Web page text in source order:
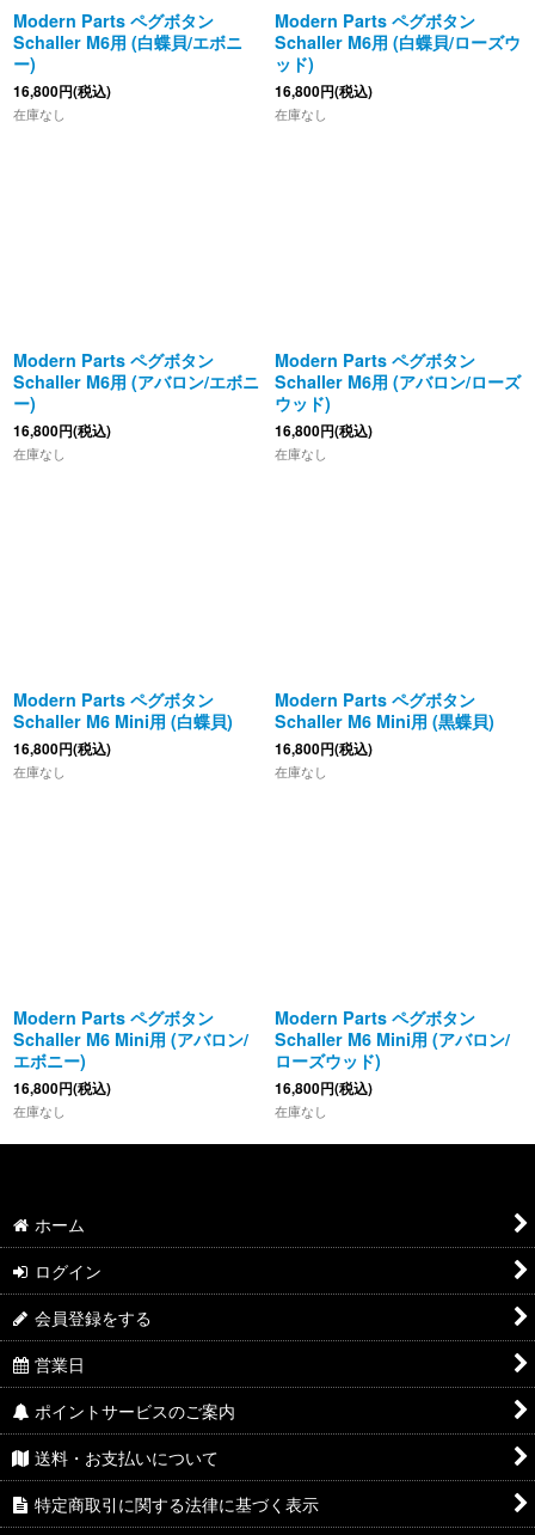
Modern Parts ペグボタン
Schaller M6用 (白蝶貝/エボニ
ー)
16,800円(税込)
在庫なし
Modern Parts ペグボタン
Schaller M6用 (白蝶貝/ローズウ
ッド)
16,800円(税込)
在庫なし
Modern Parts ペグボタン
Schaller M6用 (アバロン/エボニ
ー)
16,800円(税込)
在庫なし
Modern Parts ペグボタン
Schaller M6用 (アバロン/ローズ
ウッド)
16,800円(税込)
在庫なし
Modern Parts ペグボタン
Schaller M6 Mini用 (白蝶貝)
16,800円(税込)
在庫なし
Modern Parts ペグボタン
Schaller M6 Mini用 (黒蝶貝)
16,800円(税込)
在庫なし
Modern Parts ペグボタン
Schaller M6 Mini用 (アバロン/
エボニー)
16,800円(税込)
在庫なし
Modern Parts ペグボタン
Schaller M6 Mini用 (アバロン/
ローズウッド)
16,800円(税込)
在庫なし
ホーム
ログイン
会員登録をする
営業日
ポイントサービスのご案内
送料・お支払いについて
特定商取引に関する法律に基づく表示